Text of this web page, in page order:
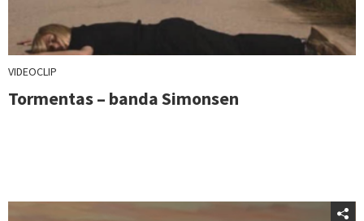
VIDEOCLIP
Tormentas – banda Simonsen